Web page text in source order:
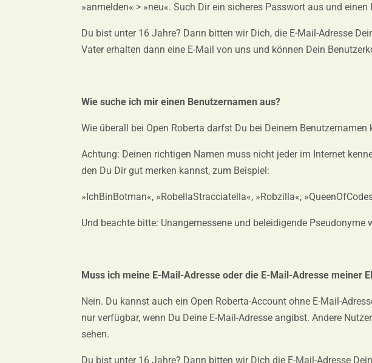
»anmelden« > »neu«. Such Dir ein sicheres Passwort aus und
Du bist unter 16 Jahre? Dann bitten wir Dich, die E-Mail-Adresse
Vater erhalten dann eine E-Mail von uns und können Dein
Wie suche ich mir einen Benutzernamen aus?
Wie überall bei Open Roberta darfst Du bei Deinem Benutzernamen
Achtung: Deinen richtigen Namen muss nicht jeder im Internet
den Du Dir gut merken kannst, zum Beispiel:
»IchBinBotman«, »RobellaStracciatella«, »Robzilla«,
Und beachte bitte: Unangemessene und beleidigende Pseudonyme
Muss ich meine E-Mail-Adresse oder die E-Mail-Adresse meiner
Nein. Du kannst auch ein Open Roberta-Account ohne E-Mail-
nur verfügbar, wenn Du Deine E-Mail-Adresse angibst. Andere
sehen.
Du bist unter 16 Jahre? Dann bitten wir Dich die E-Mail-Adresse